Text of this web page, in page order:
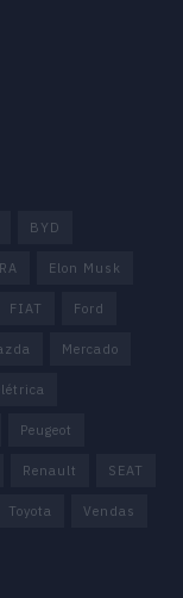
BYD
Elon Musk
FIAT Ford
Mercado
Peugeot
Renault SEAT
Toyota Vendas